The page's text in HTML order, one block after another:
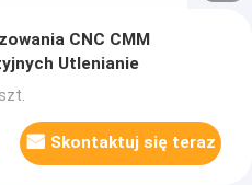
CNC CMM
Utlenianie
Skontaktuj się teraz